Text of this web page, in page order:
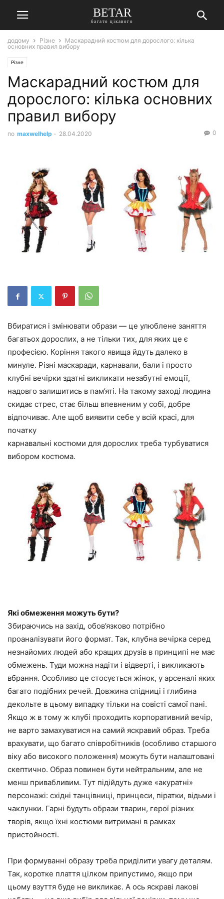
BETAR
багато цікавого
додому Різне
Маскарадний костюм для дорослого: кілька
основних правил вибору
Різне
Маскарадний костюм для
дорослого: кілька основних
правил вибору
по maxwelhelp - 28.04.2020 0
Вбиратися і змінювати образи — це улюблене заняття
багатьох дорослих, а не тільки тих, для яких це є
професією. Коріння такого явища йдуть далеко в
минуле. Різні маскаради, карнавали, бали і просто
клубні вечірки здатні викликати незабутні емоції,
надовго залишитись в пам’яті. На такому заході людина
скидає стрес, стає більш впевненим у собі, добре
відпочиває. Але щоб виявити себе у всій красі, для
початку
карнавальні костюми для дорослих треба турбуватися
вибором костюма.
Які обмеження можуть бути?
Збираючись на захід, обов’язково потрібно
проаналізувати його формат. Так, клубна вечірка серед
незнайомих людей або кращих друзів в принципі не має
обмежень. Туди можна надіти і відверті, і викликають
вбрання. Особливо це стосується жінок, у арсеналі яких
багато подібних речей. Довжина спідниці і глибина
декольте в цьому випадку тільки на совісті самої пані.
Якщо ж в тому ж клубі проходить корпоративний вечір,
не варто замахуватися на самий яскравий образ. Треба
врахувати, що багато співробітників (особливо старшого
віку або високого положення) можуть бути налаштовані
скептично. Образ повинен бути нейтральним, але не
менш привабливим. Тут підійдуть дуже «акуратні»
персонажі: східні танцівниці, принцеси, піратки, відьми і
чаклунки. Гарні будуть образи тварин, герої різних
творів, якщо їхні костюми витримані в рамках
пристойності.
При формуванні образу треба приділити увагу деталям.
Так, коротке плаття цілком припустимо, якщо при
цьому взуття буде не викликає. А ось яскраві лакові